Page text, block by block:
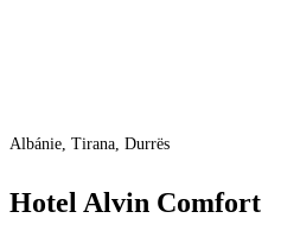
Albánie, Tirana, Durrës
Hotel Alvin Comfort